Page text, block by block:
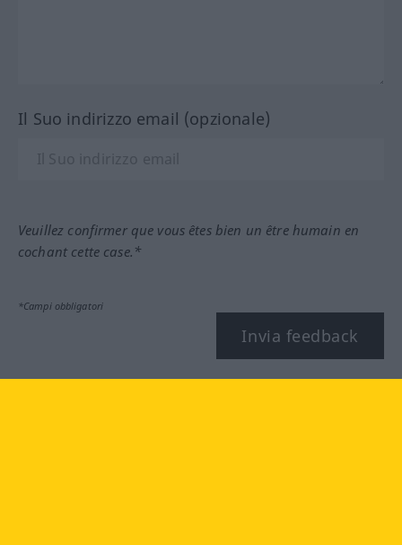
Il Suo indirizzo email (opzionale)
Veuillez confirmer que vous êtes bien un être humain en
cochant cette case.*
*Campi obbligatori
Invia feedback